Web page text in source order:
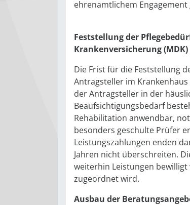
ehrenamtlichem Engagement
Feststellung der
Krankenversicherung (MDK)
Die Frist für die Feststellung
Antragsteller im
der Antragsteller in der
Beaufsichtigungsbedarf
Rehabilitation anwendbar,
besonders geschulte Prüfer
Leistungszahlungen enden
Jahren nicht überschreiten.
weiterhin Leistungen
zugeordnet wird.
Ausbau der